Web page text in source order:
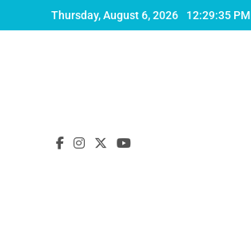
to
Thursday, August 6, 2026 12:29:36 PM